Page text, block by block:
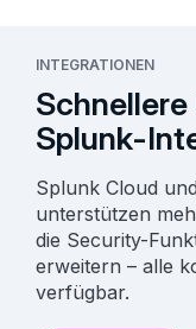
INTEGRATIONEN
Splunk-
Splunk Cloud
unterstützen
die Security-
erweitern – alle
verfügbar.